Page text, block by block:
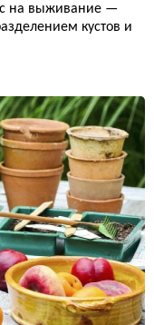
на выживание —
кустов и